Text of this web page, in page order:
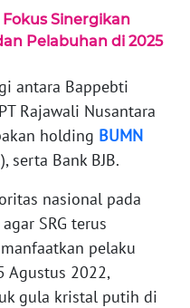
Sinergikan
Pelabuhan di 2025
antara Bappebti
Rajawali Nusantara
holding BUMN
serta Bank BJB.
nasional pada
SRG terus
pelaku
Agustus 2022,
gula kristal putih di